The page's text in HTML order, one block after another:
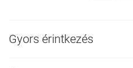
Gyors érintkezés